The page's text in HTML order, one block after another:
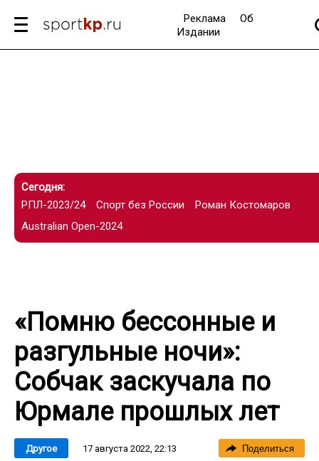
Реклама
Об
Издании
Сегодня:
РПЛ-2023/24
Спорт без России
Роман Костомаров
Australian Open-2024
«Помню бессонные и
разгульные ночи»:
Собчак заскучала по
Юрмале прошлых лет
Другое 17 августа 2022, 22:13 Поделиться